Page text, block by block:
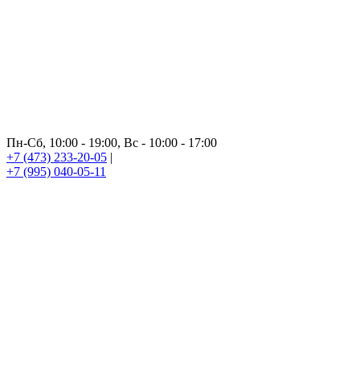
Пн-Сб, 10:00 - 19:00, Вс - 10:00 - 17:00
+7 (473) 233-20-05 |
+7 (995) 040-05-11